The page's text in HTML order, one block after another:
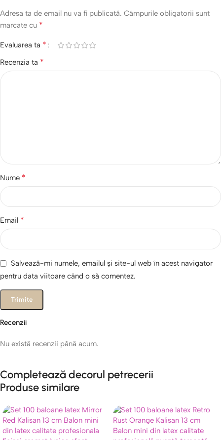
Recenzii
Nu există recenzii până acum.
Adresa ta de email nu va fi publicată. Câmpurile obligatorii sunt
marcate cu *
Evaluarea ta *
Recenzia ta *
Nume *
Email *
Salvează-mi numele, emailul și site-ul web în acest navigator
pentru data viitoare când o să comentez.
Completează decorul petrecerii
Produse similare